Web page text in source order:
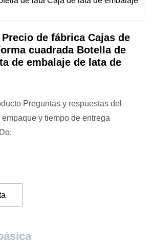
de fábrica Cajas de
cuadrada Botella de
de embalaje de lata de
Preguntas y respuestas del
y tiempo de entrega